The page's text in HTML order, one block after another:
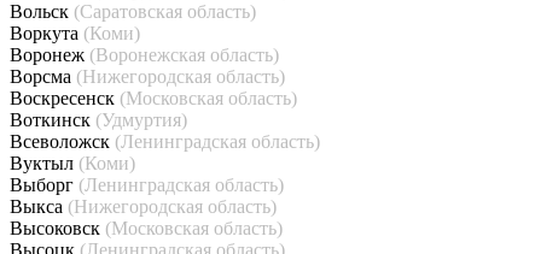
Вольск (Саратовская область)
Воркута (Коми)
Воронеж (Воронежская область)
Ворсма (Нижегородская область)
Воскресенск (Московская область)
Воткинск (Удмуртия)
Всеволожск (Ленинградская область)
Вуктыл (Коми)
Выборг (Ленинградская область)
Выкса (Нижегородская область)
Высоковск (Московская область)